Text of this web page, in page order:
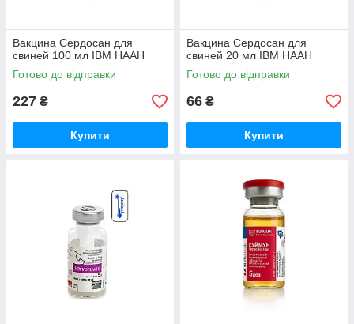
Вакцина Сердосан для
свиней 100 мл ІВМ НААН
Готово до відправки
227 ₴
Купити
Вакцина Сердосан для
свиней 20 мл ІВМ НААН
Готово до відправки
66 ₴
Купити